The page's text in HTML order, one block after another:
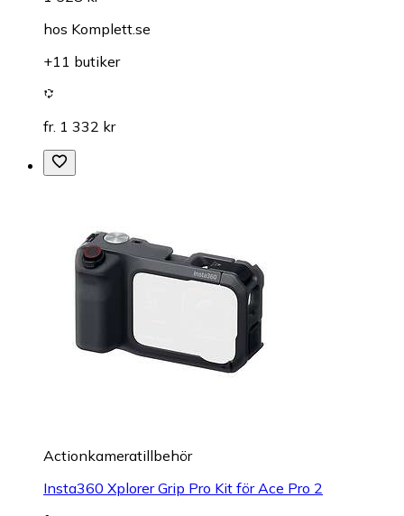
hos Komplett.se
+11 butiker
fr. 1 332 kr
Actionkameratillbehör
Insta360 Xplorer Grip Pro Kit för Ace Pro 2